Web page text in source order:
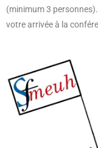
(minimum 3
votre arrivée à la